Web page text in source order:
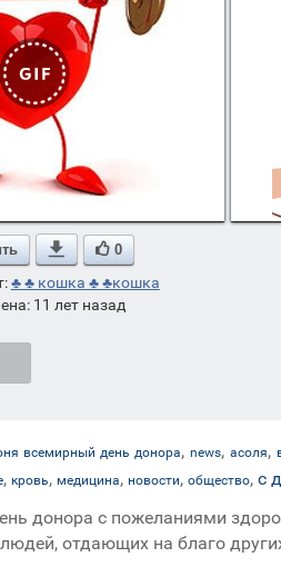
 0
♣ ♣ кошка ♣ ♣кошка
11 лет назад
всемирный день донора,news,асоля,
, кровь, медицина, новости,общество,с
донора с пожеланиями
отдающих на благо